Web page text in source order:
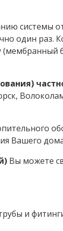
системы
один раз.
Вашего
Вы можете
и